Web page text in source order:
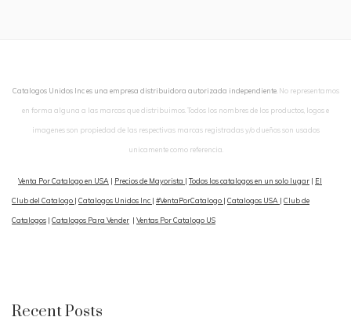
Catalogos Unidos Inc es una empresa distribuidora autorizada independiente. No representamos
en forma alguna a las marcas que distribuimos. Todos los nombres de los productos, logos e
imagenes son propiedad de las respectivas marcas registradas y/o dueños son usados
unicamente como referencia.
Venta Por Catalogo en USA | Precios de Mayorista | Todos los catalogos en un solo lugar | El
Club del Catalogo | Catalogos Unidos Inc | #VentaPorCatalogo | Catalogos USA | Club de
Catalogos | Catalogos Para Vender | Ventas Por Catalogo US
Recent Posts